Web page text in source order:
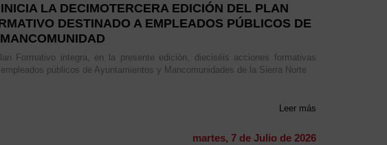
LA DECIMOTERCERA EDICIÓN DEL PLAN
DESTINADO A EMPLEADOS PÚBLICOS DE
Formativo integra, en la presente edición, dieciséis acciones formativas
públicos de Ayuntamientos y Mancomunidades de la Sierra Norte
Leer más
martes, 7 de Julio de 2026